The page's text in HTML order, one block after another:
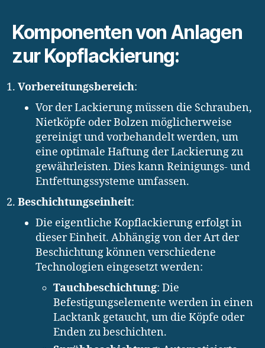
Komponenten von Anlagen
zur Kopflackierung:
Vorbereitungsbereich:
Vor der Lackierung müssen die Schrauben,
Nietköpfe oder Bolzen möglicherweise
gereinigt und vorbehandelt werden, um
eine optimale Haftung der Lackierung zu
gewährleisten. Dies kann Reinigungs- und
Entfettungssysteme umfassen.
Beschichtungseinheit:
Die eigentliche Kopflackierung erfolgt in
dieser Einheit. Abhängig von der Art der
Beschichtung können verschiedene
Technologien eingesetzt werden:
Tauchbeschichtung: Die
Befestigungselemente werden in einen
Lacktank getaucht, um die Köpfe oder
Enden zu beschichten.